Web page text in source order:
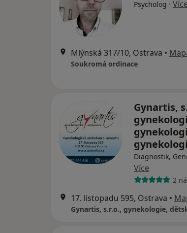
Psycholog · Více
Mlýnská 317/10, Ostrava •
Soukromá ordinace
Gynartis,
Diagnostik,
Více
2
17. listopadu 595, Ostrava •